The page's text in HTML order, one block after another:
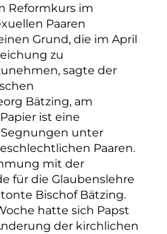
Reformkurs im
Paaren
Grund, die im April
zu
sagte der
Bätzing, am
ist eine
unter
Paaren.
mit der
für die Glaubenslehre
Bischof Bätzing.
hatte sich Papst
der kirchlichen